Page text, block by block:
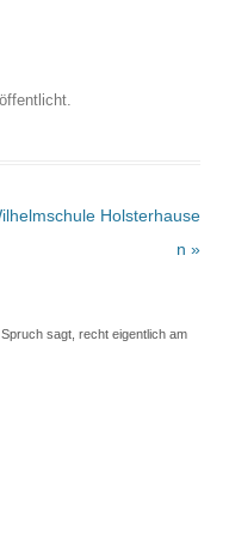
Holsterhause
n »
sagt, recht eigentlich am